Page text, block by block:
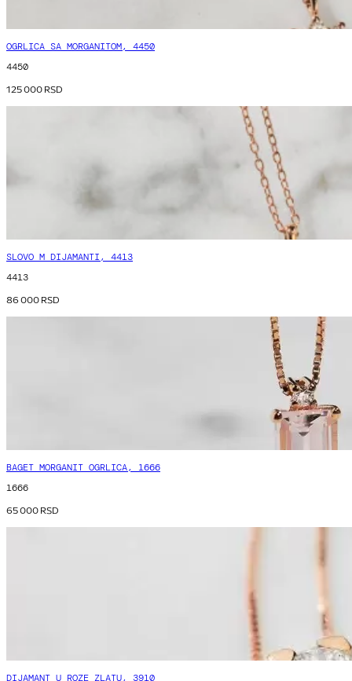
OGRLICA SA MORGANITOM, 4450
4450
125 000RSD
SLOVO M DIJAMANTI, 4413
4413
86 000RSD
BAGET MORGANIT OGRLICA, 1666
1666
65 000RSD
DIJAMANT U ROZE ZLATU, 3910